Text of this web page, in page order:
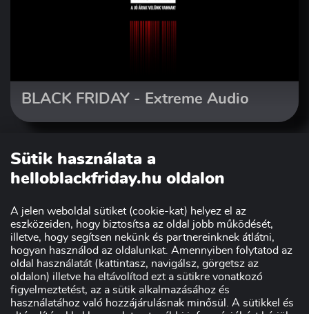
BLACK FRIDAY - Extreme Audio
Sütik használata a
helloblackfriday.hu oldalon
A jelen weboldal sütiket (cookie-kat) helyez el az
eszközeiden, hogy biztosítsa az oldal jobb működését,
illetve, hogy segítsen nekünk és partnereinknek átlátni,
hogyan használod az oldalunkat. Amennyiben folytatod az
oldal használatát (kattintasz, navigálsz, görgetsz az
oldalon) illetve ha eltávolítod ezt a sütikre vonatkozó
figyelmeztetést, az a sütik alkalmazásához és
használatához való hozzájárulásnak minősül. A sütikkel és
Szakmai partnerünk: